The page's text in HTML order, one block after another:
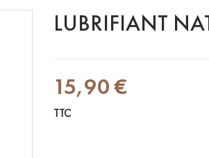
LUBRIFIANT
15,90 €
TTC